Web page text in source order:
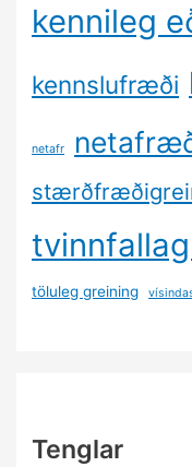
kennileg
kennslufræði
netafr
töluleg greining
Tenglar